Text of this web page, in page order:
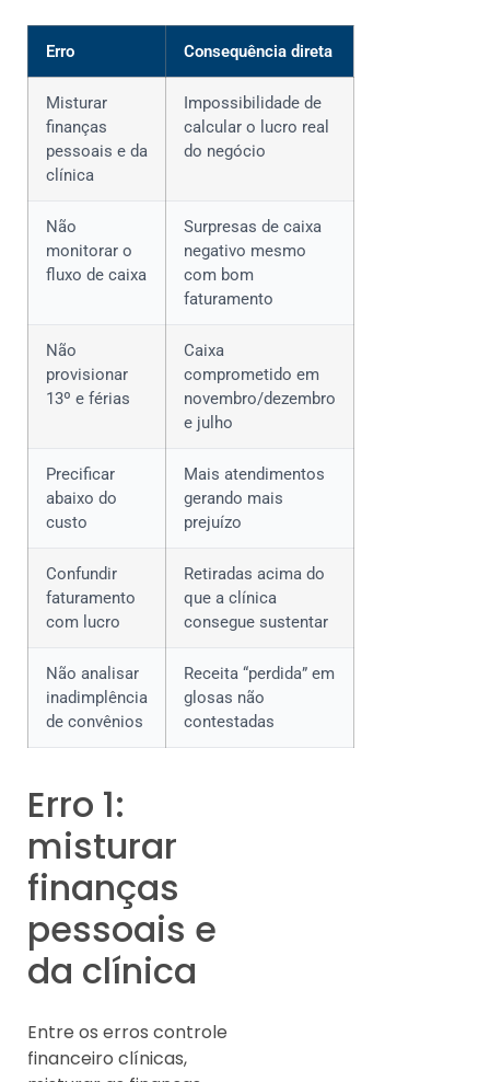
Erro Consequência direta
Misturar
finanças
pessoais e da
clínica
Impossibilidade de
calcular o lucro real
do negócio
Não
monitorar o
fluxo de caixa
Surpresas de caixa
negativo mesmo
com bom
faturamento
Não
provisionar
13º e férias
Caixa
comprometido em
novembro/dezembro
e julho
Precificar
abaixo do
custo
Mais atendimentos
gerando mais
prejuízo
Confundir
faturamento
com lucro
Retiradas acima do
que a clínica
consegue sustentar
Não analisar
inadimplência
de convênios
Receita “perdida” em
glosas não
contestadas
Erro 1:
misturar
finanças
pessoais e
da clínica
Entre os erros controle
financeiro clínicas,